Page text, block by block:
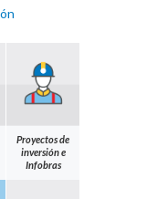
Proyectos de
inversión e
Infobras